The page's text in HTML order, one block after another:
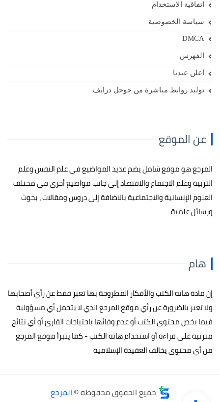
اتفاقية الاستخدام
سياسة الخصوصية
DMCA
الفهرس
أعلن عندنا
توليد روابط مباشرة من جوجل درايف
عن الموقع
المرجع هو موقع شامل يضم عديد المواضيع في علم النفس وعلم
التربية وعلم الاجتماع والاقتصاد إلى جانب مواضيع أخرى في مختلف
العلوم الإنسانية والاجتماعية بالاضافة إلى دروس ومقالات ، بحوث
ورسائل علمية
هام
إن مادة هاته الكتب والأفكار المطروحة بها تعبر فقط عن رأي أصحابها
ولا تعبر بالضرورة عن رأي موقع المرجع الذي لا يتحمل أي مسؤولية
فيما يخص محتوى الكتب أو عدم وفائها باحتياجات القارئ أو أي نتائج
مترتبة على قراءة أو استخدام هاته الكتب - كما يتبرأ موقع المرجع
من أي محتوى يخالف العقيدة الإسلامية
جميع الحقوق محفوظة ©المرجع